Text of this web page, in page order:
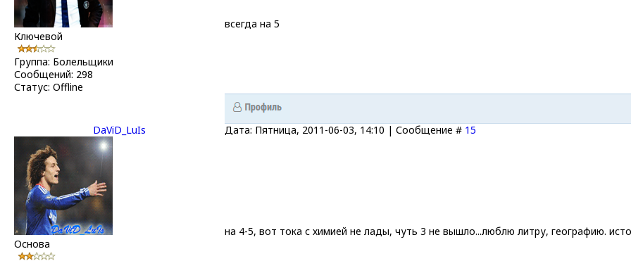
Ключевой
Группа: Болельщики
Сообщений: 298
Статус: Offline
всегда на 5
DaViD_LuIs Дата: Пятница, 2011-06-03, 14:10 | Сообщение # 15
Основа
на 4-5, вот тока с химией не лады, чуть 3 не вышло...люблю литру, географию.